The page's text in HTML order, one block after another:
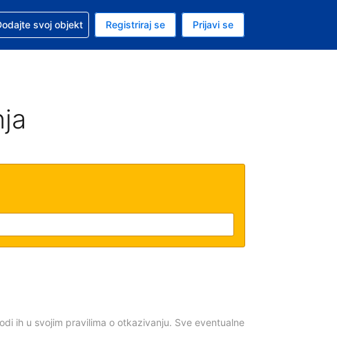
trenutačna valuta Američki dolar
jezik. Vaš je trenutačni jezik Hrvatskom
pomoć sa svojom rezervacijom
svoj objekt Registriraj se Prijavi se
ih u svojim pravilima o otkazivanju. Sve eventualne